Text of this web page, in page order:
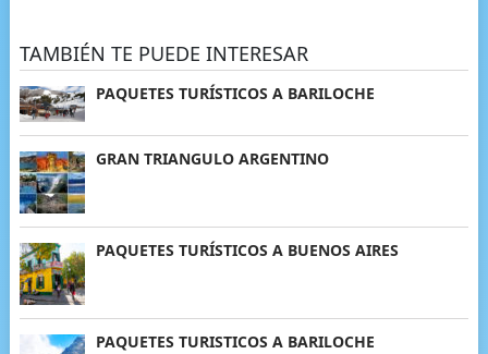
TAMBIÉN TE PUEDE INTERESAR
PAQUETES TURÍSTICOS A BARILOCHE
GRAN TRIANGULO ARGENTINO
PAQUETES TURÍSTICOS A BUENOS AIRES
PAQUETES TURISTICOS A BARILOCHE